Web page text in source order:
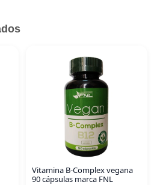
Vitamina B-Complex vegana
90 cápsulas marca FNL